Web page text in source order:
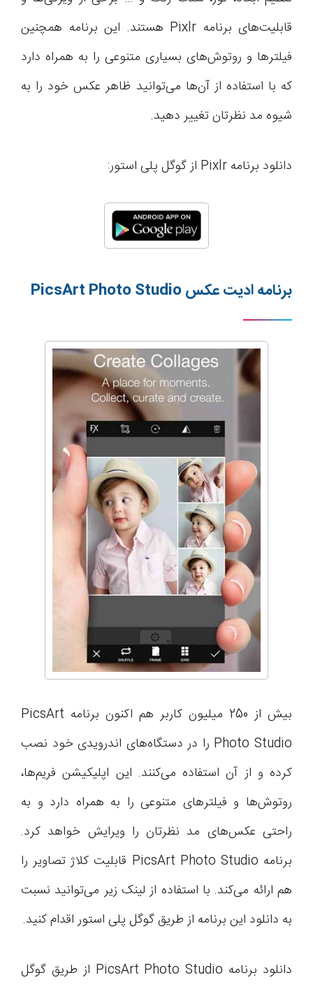
قابلیت‌های برنامه Pixlr هستند. این برنامه همچنین
فیلترها و روتوش‌های بسیاری متنوعی را به همراه دارد
که با استفاده از آن‌ها می‌توانید ظاهر عکس خود را به
شیوه مد نظرتان تغییر دهید.
دانلود برنامه Pixlr از گوگل پلی استور:
برنامه ادیت عکسPicsArt Photo Studio
بیش از 250 میلیون کاربر هم اکنون برنامه PicsArt
Photo Studio را در دستگاه‌های اندرویدی خود نصب
کرده و از آن استفاده می‌کنند. این اپلیکیشن فریم‌ها،
روتوش‌ها و فیلترهای متنوعی را به همراه دارد و به
راحتی عکس‌های مد نظرتان را ویرایش خواهد کرد.
برنامه PicsArt Photo Studio قابلیت کلاژ تصاویر را
هم ارائه می‌کند. با استفاده از لینک زیر می‌توانید نسبت
به دانلود این برنامه از طریق گوگل پلی استور اقدام کنید.
دانلود برنامه PicsArt Photo Studio از طریق گوگل